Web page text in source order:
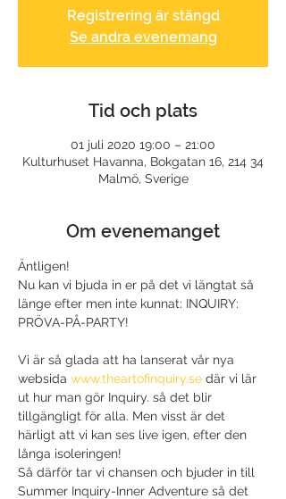
Registrering är stängd
Se andra evenemang
Tid och plats
01 juli 2020 19:00 – 21:00
Kulturhuset Havanna, Bokgatan 16, 214 34
Malmö, Sverige
Om evenemanget
Äntligen!
Nu kan vi bjuda in er på det vi längtat så
länge efter men inte kunnat: INQUIRY:
PRÖVA-PÅ-PARTY!
Vi är så glada att ha lanserat vår nya
websida www.theartofinquiry.se där vi lär
ut hur man gör Inquiry. så det blir
tillgängligt för alla. Men visst är det
härligt att vi kan ses live igen, efter den
långa isoleringen!
Så därför tar vi chansen och bjuder in till
Summer Inquiry-Inner Adventure så det